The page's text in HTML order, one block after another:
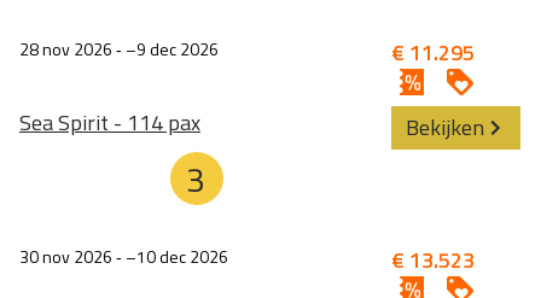
28 nov 2026‐ 9 dec 2026
Sea Spirit - 114 pax
€ 11.295
3
Bekijken
30 nov 2026‐ 10 dec 2026 € 13.523